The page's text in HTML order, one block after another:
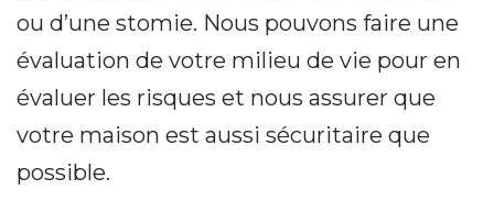
ou d’une stomie. Nous pouvons faire une
évaluation de votre milieu de vie pour en
évaluer les risques et nous assurer que
votre maison est aussi sécuritaire que
possible.